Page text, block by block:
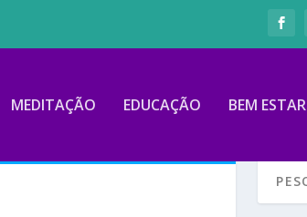
MEDITAÇÃO EDUCAÇÃO BEM ESTAR